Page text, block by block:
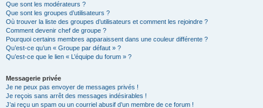
Que sont les modérateurs ?
Que sont les groupes d’utilisateurs ?
Où trouver la liste des groupes d’utilisateurs et comment les rejoindre ?
Comment devenir chef de groupe ?
Pourquoi certains membres apparaissent dans une couleur différente ?
Qu’est-ce qu’un « Groupe par défaut » ?
Qu’est-ce que le lien « L’équipe du forum » ?
Messagerie privée
Je ne peux pas envoyer de messages privés !
Je reçois sans arrêt des messages indésirables !
J’ai reçu un spam ou un courriel abusif d’un membre de ce forum !